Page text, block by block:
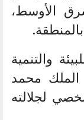
الأوسط،
“ميدايز 2009” للبيئة والتنمية
الملك محمد
لجلالته